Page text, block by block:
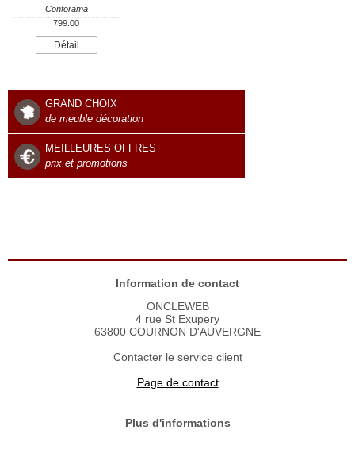
Conforama
799.00
Détail
GRAND CHOIX
de meuble décoration
MEILLEURES OFFRES
prix et promotions
Information de contact
ONCLEWEB
4 rue St Exupery
63800 COURNON D'AUVERGNE
Contacter le service client
Page de contact
Plus d'informations